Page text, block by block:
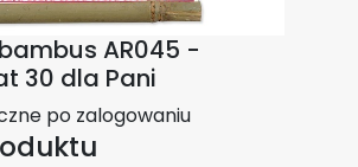
AR045 -
30 dla Pani
po zalogowaniu